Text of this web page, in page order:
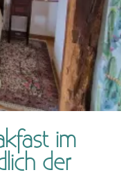
im
der